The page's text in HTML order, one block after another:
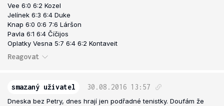
Vee 6:0 6:2 Kozel
Jelínek 6:3 6:4 Duke
Knap 6:0 0:6 7:6 Láršon
Pavla 6:1 6:4 Číčijos
Oplatky Vesna 5:7 6:4 6:2 Kontaveit
Reagovat
smazaný uživatel 30.08.2016 13:57
Dneska bez Petry, dnes hrají jen podřadné tenistky. Doufám že